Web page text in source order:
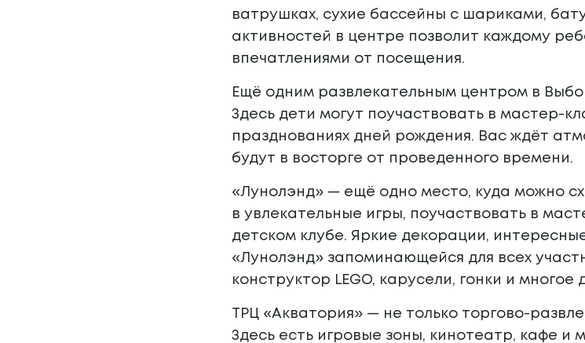
ватрушках, сухие бассейны с шариками,
активностей в центре позволит каждому
впечатлениями от посещения.
Ещё одним развлекательным центром в
Здесь дети могут поучаствовать в мастер-
празднованиях дней рождения. Вас ждёт
будут в восторге от проведенного времени.
«Лунолэнд» — ещё одно место, куда можно
в увлекательные игры, поучаствовать в
детском клубе. Яркие декорации,
«Лунолэнд» запоминающейся для всех
конструктор LEGO, карусели, гонки и
ТРЦ «Акватория» — не только торгово-
Здесь есть игровые зоны, кинотеатр, кафе и